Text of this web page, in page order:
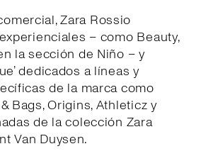
Zara Rossio
– como Beauty,
la sección de Niño – y
dedicados a líneas y
de la marca como
Bags, Origins, Athleticz y
de la colección Zara
Van Duysen.